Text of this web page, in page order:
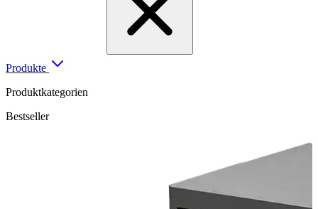
Produkte
Produktkategorien
Bestseller